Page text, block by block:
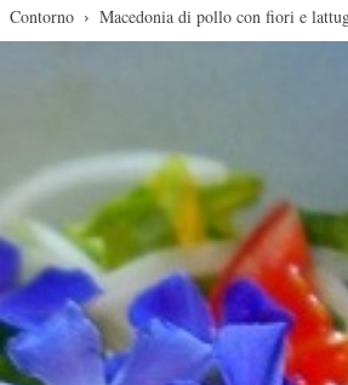
Contorno Macedonia di pollo con fiori e